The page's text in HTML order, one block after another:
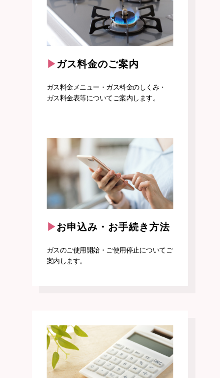
ガス料金のご案内
ガス料金メニュー・ガス料金のしくみ・
ガス料金表等についてご案内します。
お申込み・お手続き方法
ガスのご使用開始・ご使用停止についてご
案内します。